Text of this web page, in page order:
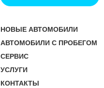
НОВЫЕ АВТОМОБИЛИ
АВТОМОБИЛИ С ПРОБЕГОМ
СЕРВИС
УСЛУГИ
КОНТАКТЫ